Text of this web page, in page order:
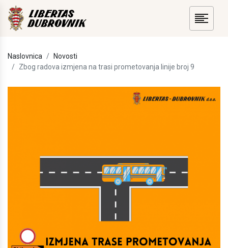
Naslovnica
Novosti
Zbog radova izmjena na trasi prometovanja linije broj 9